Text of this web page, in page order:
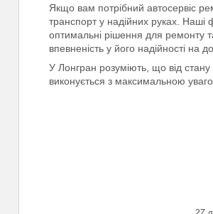
Якщо вам потрібний автосервіс
транспорт у надійних руках. Наші
оптимальні рішення для ремонту
впевненість у його надійності на
У Лонгран розуміють, що від стану
виконується з максимальною